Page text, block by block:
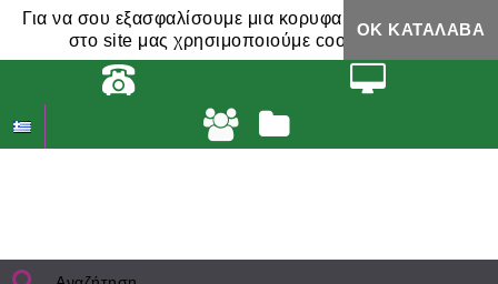
Για να σου εξασφαλίσουμε μια κορυφαία εμπειρία,
στο site μας χρησιμοποιούμε cookies.
ΟΚ ΚΑΤΆΛΑΒΑ